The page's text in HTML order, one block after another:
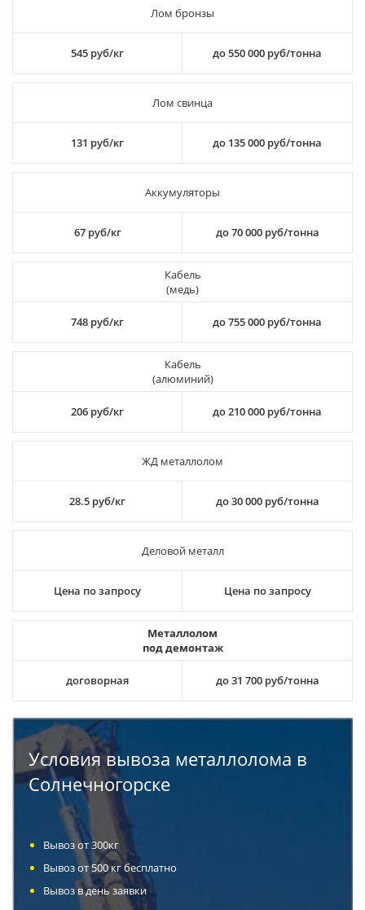
Лом бронзы
545 руб/кг до 550 000 руб/тонна
Лом свинца
131 руб/кг до 135 000 руб/тонна
Аккумуляторы
67 руб/кг до 70 000 руб/тонна
Кабель
(медь)
748 руб/кг до 755 000 руб/тонна
Кабель
(алюминий)
206 руб/кг до 210 000 руб/тонна
ЖД металлолом
28.5 руб/кг до 30 000 руб/тонна
Деловой металл
Цена по запросу Цена по запросу
Металлолом
под демонтаж
договорная до 31 700 руб/тонна
Условия вывоза металлолома в
Солнечногорске
Вывоз от 300кг
Вывоз от 500 кг бесплатно
Вывоз в день заявки